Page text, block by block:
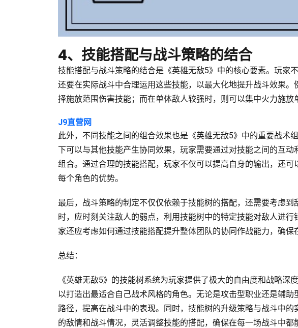
4、技能搭配与战斗策略的结合
技能搭配与战斗策略的结合是《英雄无敌5》中的核心要素。玩家
还要在实际战斗中合理运用这些技能，以最大化地提升战斗效果
择施放范围伤害技能；而在单体敌人较强时，则可以集中火力施放
J9直营网
此外，不同技能之间的组合效果也是《英雄无敌5》中的重要战术
下可以与其他技能产生协同效果，玩家需要通过对技能之间的互
组合。通过合理的技能搭配，玩家不仅可以提高自身的输出，还
每个角色的优势。
最后，战斗策略的制定不仅仅依赖于技能树的搭配，还需要考虑
时，应时刻关注敌人的弱点，利用技能树中的特定技能对敌人进
家还应考虑如何通过技能搭配提升整体团队的协同作战能力，确保
总结：
《英雄无敌5》的技能树系统为玩家提供了极大的自由度和战略深
以打造出最适合自己战术风格的角色。无论是攻击型职业还是辅
路径，提高在战斗中的表现。同时，技能树的升级策略与战斗中
的敌情和战斗情况，灵活调整技能的搭配，确保在每一场战斗中都